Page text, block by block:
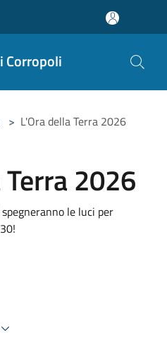
Corropoli
> L'Ora della Terra 2026
2026
le luci per